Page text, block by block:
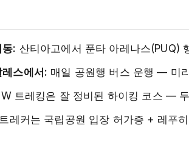
: 산티아고에서 푼타 아레나스(PUQ)
스에서: 매일 공원행 버스 운행 — 미
W 트레킹은 잘 정비된 하이킹 코스 —
레커는 국립공원 입장 허가증 + 레푸